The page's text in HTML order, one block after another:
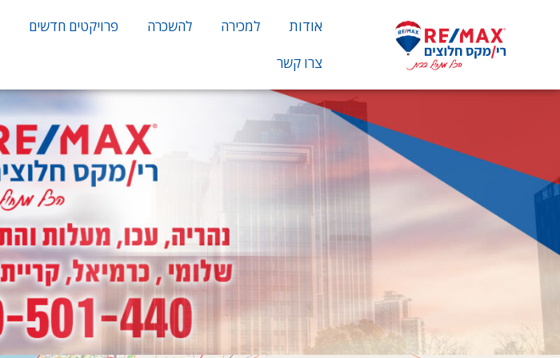
אודות למכירה להשכרה פרויקטים חדשים
צרו קשר